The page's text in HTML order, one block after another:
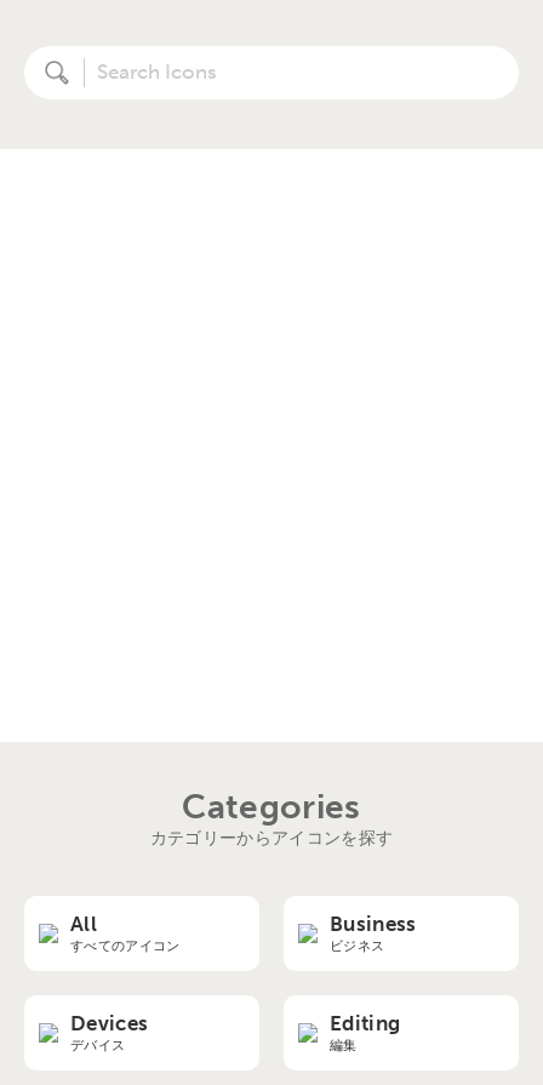
Categories
カテゴリーからアイコンを探す
All
すべてのアイコン
Business
ビジネス
Devices
デバイス
Editing
編集